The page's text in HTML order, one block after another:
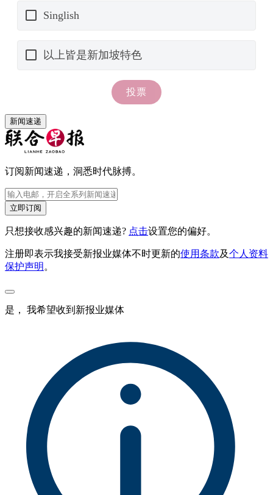
新闻速递
订阅新闻速递，洞悉时代脉搏。
立即订阅
只想接收感兴趣的新闻速递? 点击设置您的偏好。
注册即表示我接受新报业媒体不时更新的使用条款及个人资料
保护声明 。
是， 我希望收到新报业媒体